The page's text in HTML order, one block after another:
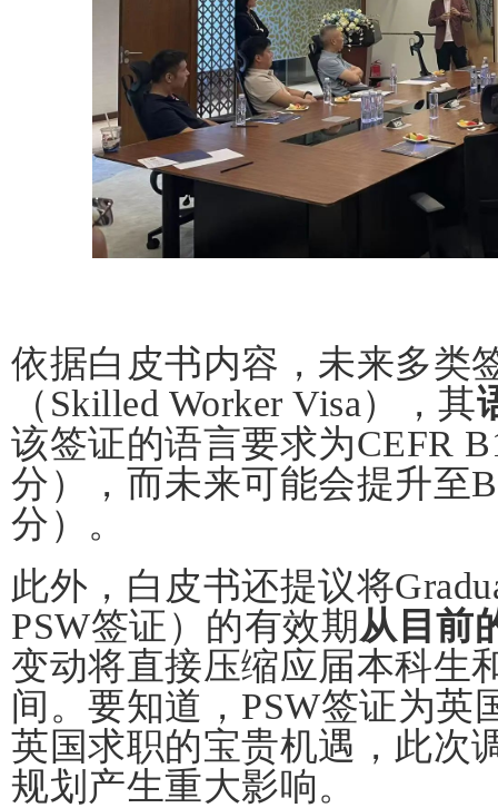
依据白皮书内容，未来多类
（Skilled Worker Visa），其
该签证的语言要求为CEFR
分），而未来可能会提升至
分）。
此外，白皮书还提议将
PSW签证）的有效期从目前
变动将直接压缩应届本科生
间。要知道，PSW签证为英
英国求职的宝贵机遇，此次
规划产生重大影响。